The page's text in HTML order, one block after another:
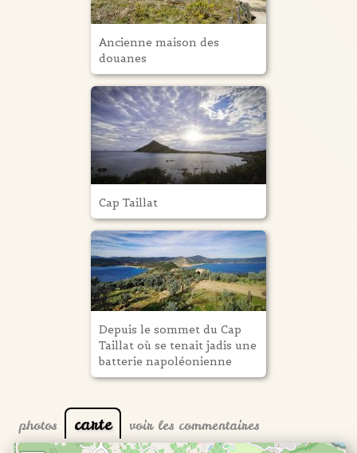
Ancienne maison des
douanes
Cap Taillat
Depuis le sommet du Cap
Taillat où se tenait jadis une
batterie napoléonienne
photos carte voir les commentaires